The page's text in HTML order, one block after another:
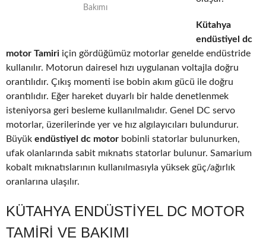
Bakımı
Kütahya
endüstiyel dc
motor Tamiri için gördüğümüz motorlar genelde endüstride
kullanılır. Motorun dairesel hızı uygulanan voltajla doğru
orantılıdır. Çıkış momenti ise bobin akım gücü ile doğru
orantılıdır. Eğer hareket duyarlı bir halde denetlenmek
isteniyorsa geri besleme kullanılmalıdır. Genel DC servo
motorlar, üzerilerinde yer ve hız algılayıcıları bulundurur.
Büyük endüstiyel dc motor bobinli statorlar bulunurken,
ufak olanlarında sabit mıknatıs statorlar bulunur. Samarium
kobalt mıknatıslarının kullanılmasıyla yüksek güç/ağırlık
oranlarına ulaşılır.
KÜTAHYA ENDÜSTIYEL DC MOTOR
TAMIRI VE BAKIMI